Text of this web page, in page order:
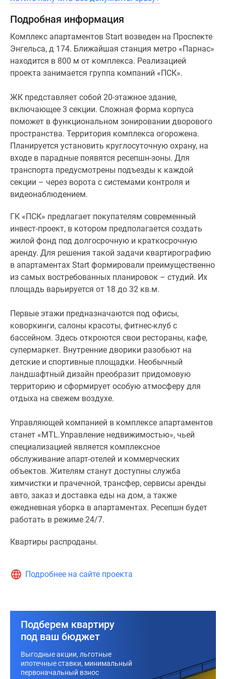
задачи
квартирографию
в
апартаментах
Start
преимущественно
из
самых
востребованных
планировок
–
студий.
Их
площадь
от
18
до
32
кв.м.
Первые
предназначаются
под
офисы,
коворкинги,
салоны
красоты,
фитнес-
клуб
бассейном.
Здесь
откроются
свои
рестораны,
кафе,
супермаркет.
Внутренние
дворики
на
спортивные
дизайн
преобразит
придомовую
территорию
Подробная информация
Комплекс апартаментов Start возведен на Проспекте
Энгельса, д 174. Ближайшая станция метро «Парнас»
находится в 800 м от комплекса. Реализацией
проекта занимается группа компаний «ПСК».
ЖК представляет собой 20-этажное здание,
включающее 3 секции. Сложная форма корпуса
поможет в функциональном зонировании дворового
пространства. Территория комплекса огорожена.
Планируется установить круглосуточную охрану, на
входе в парадные появятся ресепшн-зоны. Для
транспорта предусмотрены подъезды к каждой
секции – через ворота с системами контроля и
видеонаблюдением.
ГК «ПСК» предлагает покупателям современный
инвест-проект, в котором предполагается создать
жилой фонд под долгосрочную и краткосрочную
аренду. Для решения такой задачи квартирографию
в апартаментах Start формировали преимущественно
из самых востребованных планировок – студий. Их
площадь варьируется от 18 до 32 кв.м.
Первые этажи предназначаются под офисы,
коворкинги, салоны красоты, фитнес-клуб с
бассейном. Здесь откроются свои рестораны, кафе,
супермаркет. Внутренние дворики разобьют на
детские и спортивные площадки. Необычный
ландшафтный дизайн преобразит придомовую
территорию и сформирует особую атмосферу для
отдыха на свежем воздухе.
Управляющей компанией в комплексе апартаментов
станет «MTL.Управление недвижимостью», чьей
специализацией является комплексное
обслуживание апарт-отелей и коммерческих
объектов. Жителям станут доступны служба
химчистки и прачечной, трансфер, сервисы аренды
авто, заказ и доставка еды на дом, а также
ежедневная уборка в апартаментах. Ресепшн будет
работать в режиме 24/7.
Квартиры распроданы.
Подробнее на сайте проекта
Подберем квартиру
под ваш бюджет
Выгодные акции, льготные
ипотечные ставки, минимальный
первоначальный взнос